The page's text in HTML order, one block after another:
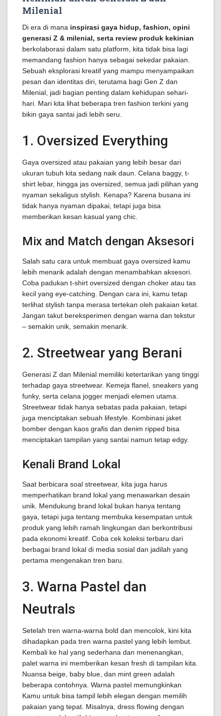
Milenial
Di era di mana inspirasi gaya hidup, fashion, opini
generasi Z & milenial, serta review produk kekinian
berkolaborasi dalam satu platform, kita tidak bisa lagi
memandang fashion hanya sebagai sekedar pakaian.
Sebuah eksplorasi kreatif yang mampu menyampaikan
pesan dan identitas diri, terutama bagi Gen Z dan
Milenial, jadi bagian penting dalam kehidupan sehari-
hari. Mari kita lihat beberapa tren fashion terkini yang
bikin gaya santai jadi lebih seru.
1. Oversized Everything
Gaya oversized atau pakaian yang lebih besar dari
ukuran tubuh kita sedang naik daun. Celana baggy, t-
shirt lebar, hingga jas oversized, semua jadi pilihan yang
nyaman sekaligus stylish. Kenapa? Karena busana ini
tidak hanya nyaman dipakai, tetapi juga bisa
memberikan kesan kasual yang chic.
Mix and Match dengan Aksesori
Salah satu cara untuk membuat gaya oversized kamu
lebih menarik adalah dengan menambahkan aksesori.
Coba padukan t-shirt oversized dengan choker atau tas
kecil yang eye-catching. Dengan cara ini, kamu tetap
terlihat stylish tanpa merasa tertekan oleh pakaian ketat.
Jangan takut bereksperimen dengan warna dan tekstur
– semakin unik, semakin menarik.
2. Streetwear yang Berani
Generasi Z dan Milenial memiliki ketertarikan yang tinggi
terhadap gaya streetwear. Kemeja flanel, sneakers yang
funky, serta celana jogger menjadi elemen utama.
Streetwear tidak hanya sebatas pada pakaian, tetapi
juga menciptakan sebuah lifestyle. Kombinasi jaket
bomber dengan kaos grafis dan denim ripped bisa
menciptakan tampilan yang santai namun tetap edgy.
Kenali Brand Lokal
Saat berbicara soal streetwear, kita juga harus
memperhatikan brand lokal yang menawarkan desain
unik. Mendukung brand lokal bukan hanya tentang
gaya, tetapi juga tentang membuka kesempatan untuk
produk yang lebih ramah lingkungan dan berkontribusi
pada ekonomi kreatif. Coba cek koleksi terbaru dari
berbagai brand lokal di media sosial dan jadilah yang
pertama mengenakan tren baru.
3. Warna Pastel dan
Neutrals
Setelah tren warna-warna bold dan mencolok, kini kita
dihadapkan pada tren warna pastel yang lebih lembut.
Kembali ke hal yang sederhana dan menenangkan,
palet warna ini memberikan kesan fresh di tampilan kita.
Nuansa beige, baby blue, dan mint green adalah
beberapa contohnya. Warna pastel memungkinkan
Kamu untuk bisa tampil lebih elegan dengan memilih
pakaian yang tepat. Misalnya, dress flowing dengan